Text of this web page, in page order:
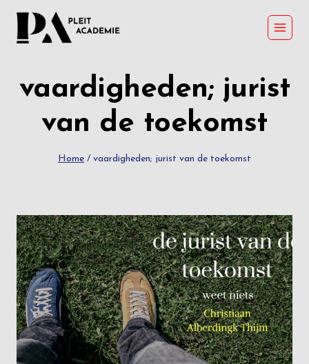
Skip
vaardigheden; jurist
van de toekomst
Home / vaardigheden; jurist van de toekomst